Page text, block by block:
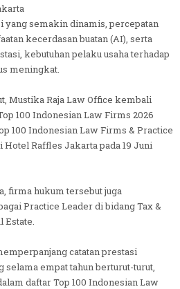
yang semakin dinamis, percepatan
kecerdasan buatan (AI), serta
kebutuhan pelaku usaha terhadap
meningkat.
Mustika Raja Law Office kembali
100 Indonesian Law Firms 2026
100 Indonesian Law Firms & Practice
Raffles Jakarta pada 19 Juni
firma hukum tersebut juga
Practice Leader di bidang Tax &
Estate.
catatan prestasi
selama empat tahun berturut-turut,
daftar Top 100 Indonesian Law